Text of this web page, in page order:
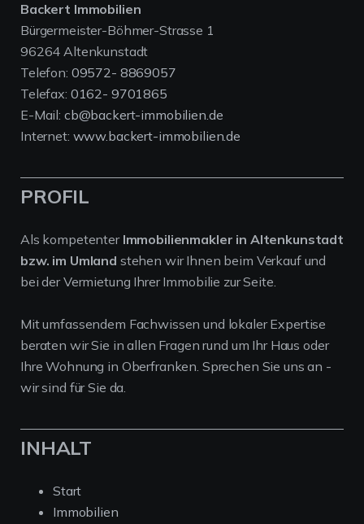
Backert Immobilien
Bürgermeister-Böhmer-Strasse 1
96264 Altenkunstadt
Telefon: 09572- 8869057
Telefax: 0162- 9701865
E-Mail: cb@backert-immobilien.de
Internet: www.backert-immobilien.de
PROFIL
Als kompetenter Immobilienmakler in Altenkunstadt
bzw. im Umland stehen wir Ihnen beim Verkauf und
bei der Vermietung Ihrer Immobilie zur Seite.
Mit umfassendem Fachwissen und lokaler Expertise
beraten wir Sie in allen Fragen rund um Ihr Haus oder
Ihre Wohnung in Oberfranken. Sprechen Sie uns an -
wir sind für Sie da.
INHALT
Start
Immobilien